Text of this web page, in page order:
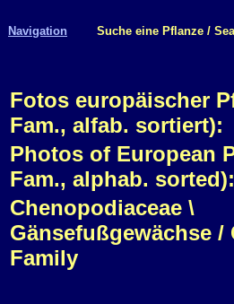
Navigation Suche eine Pflanze /
Fotos europäischer
Fam., alfab. sortiert):
Photos of European
Fam., alphab. sorted):
Chenopodiaceae \
Gänsefußgewächse /
Family